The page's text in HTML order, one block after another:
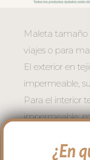
Maleta tamaño
viajes o para
El exterior en
impermeable,
Para el interior
impermeable;
necesites